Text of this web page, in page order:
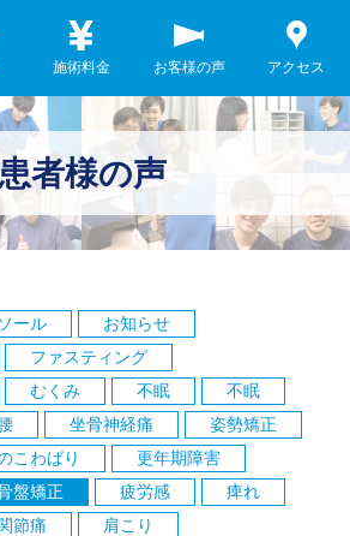
施術料金 お客様の声 アクセス
患者様の声
ール
お知らせ
ファスティング
むくみ 不眠
不眠
坐骨神経痛
姿勢矯正
こわばり
更年期障害
盤矯正 疲労感
痺れ
節痛
肩こり